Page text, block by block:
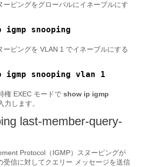
ーピングをグローバルにイネーブルにす
igmp snooping
ーピングを VLAN 1 でイネーブルにする
igmp snooping vlan 1
権 EXEC モードで show ip igmp
力します。
last-member-query-
Protocol（IGMP）スヌーピングが
受信に対してクエリー メッセージを送信